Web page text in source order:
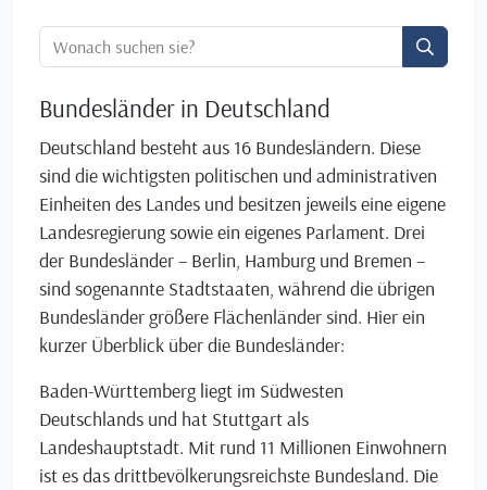
Ortssuche:
Bundesländer in Deutschland
Deutschland besteht aus 16 Bundesländern. Diese
sind die wichtigsten politischen und administrativen
Einheiten des Landes und besitzen jeweils eine eigene
Landesregierung sowie ein eigenes Parlament. Drei
der Bundesländer – Berlin, Hamburg und Bremen –
sind sogenannte Stadtstaaten, während die übrigen
Bundesländer größere Flächenländer sind. Hier ein
kurzer Überblick über die Bundesländer:
Baden-Württemberg liegt im Südwesten
Deutschlands und hat Stuttgart als
Landeshauptstadt. Mit rund 11 Millionen Einwohnern
ist es das drittbevölkerungsreichste Bundesland. Die